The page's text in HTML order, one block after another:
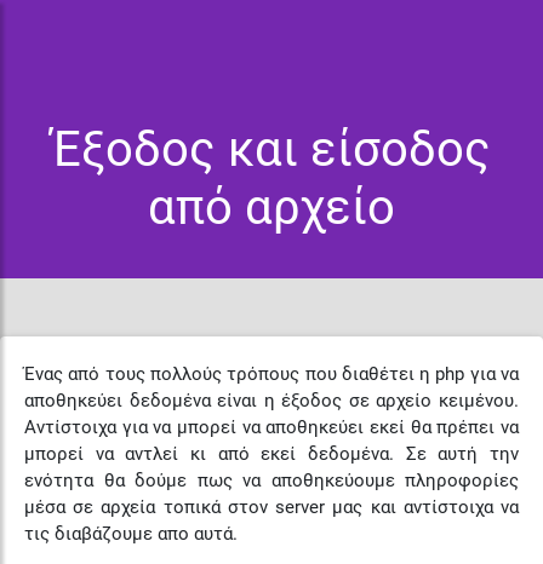
Έξοδος και είσοδος
από αρχείο
Ένας από τους πολλούς τρόπους που διαθέτει η php για να
αποθηκεύει δεδομένα είναι η έξοδος σε αρχείο κειμένου.
Αντίστοιχα για να μπορεί να αποθηκεύει εκεί θα πρέπει να
μπορεί να αντλεί κι από εκεί δεδομένα. Σε αυτή την
ενότητα θα δούμε πως να αποθηκεύουμε πληροφορίες
μέσα σε αρχεία τοπικά στον server μας και αντίστοιχα να
τις διαβάζουμε απο αυτά.